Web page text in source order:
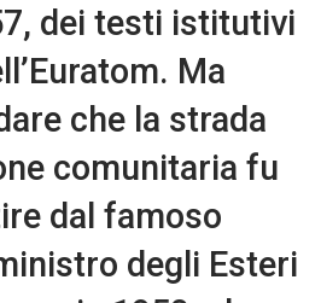
dei testi istitutivi
Ma
che la strada
comunitaria fu
dal famoso
degli Esteri